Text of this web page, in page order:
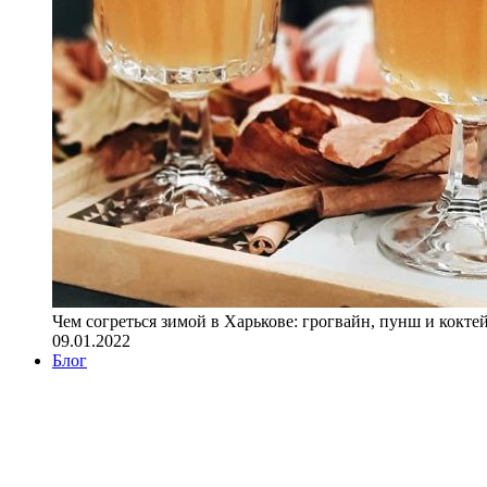
Чем согреться зимой в Харькове: грогвайн, пунш и
09.01.2022
Блог